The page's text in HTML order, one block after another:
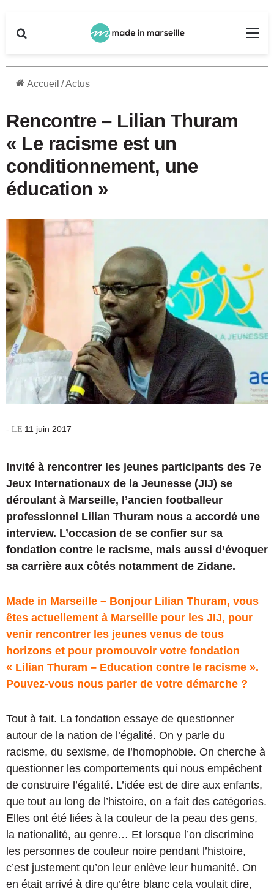
Accueil /Actus
Rencontre – Lilian Thuram
« Le racisme est un
conditionnement, une
éducation »
11 juin 2017
Invité à rencontrer les jeunes participants des 7e
Jeux Internationaux de la Jeunesse (JIJ) se
déroulant à Marseille, l’ancien footballeur
professionnel Lilian Thuram nous a accordé une
interview. L’occasion de se confier sur sa
fondation contre le racisme, mais aussi d’évoquer
sa carrière aux côtés notamment de Zidane.
Made in Marseille – Bonjour Lilian Thuram, vous
êtes actuellement à Marseille pour les JIJ, pour
venir rencontrer les jeunes venus de tous
horizons et pour promouvoir votre fondation
« Lilian Thuram – Education contre le racisme ».
Pouvez-vous nous parler de votre démarche ?
Tout à fait. La fondation essaye de questionner
autour de la nation de l’égalité. On y parle du
racisme, du sexisme, de l’homophobie. On cherche à
questionner les comportements qui nous empêchent
de construire l’égalité. L’idée est de dire aux enfants,
que tout au long de l’histoire, on a fait des catégories.
Elles ont été liées à la couleur de la peau des gens,
la nationalité, au genre… Et lorsque l’on discrimine
les personnes de couleur noire pendant l’histoire,
c’est justement qu’on leur enlève leur humanité. On
en était arrivé à dire qu’être blanc cela voulait dire,